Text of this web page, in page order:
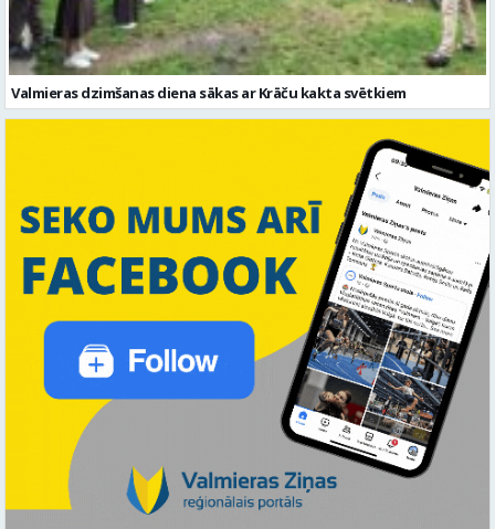
Valmieras dzimšanas diena sākas ar Krāču kakta svētkiem